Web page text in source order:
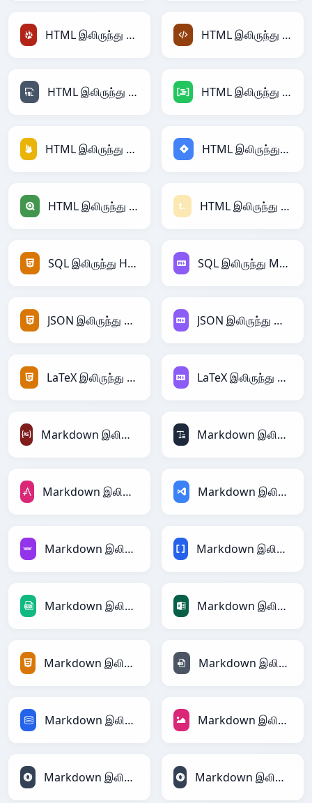
HTML இலிருந்து TracWiki HTML இலிருந்து XML
HTML இலிருந்து YAML HTML இலிருந்து DAX
HTML இலிருந்து Firebase HTML இலிருந்து Jira
HTML இலிருந்து Qlik HTML இலிருந்து Textile
SQL இலிருந்து HTML SQL இலிருந்து Markdown
JSON இலிருந்து HTML JSON இலிருந்து Markdown
LaTeX இலிருந்து HTML LaTeX இலிருந்து Markdown
Markdown இலிருந்து ActionScript Markdown இலிருந்து ASCII
Markdown இலிருந்து AsciiDoc Markdown இலிருந்து ASP
Markdown இலிருந்து Avro Markdown இலிருந்து BBCode
Markdown இலிருந்து CSV Markdown இலிருந்து Excel
Markdown இலிருந்து HTML Markdown இலிருந்து INI
Markdown இலிருந்து SQL Markdown இலிருந்து JPEG
Markdown இலிருந்து JSON Markdown இலிருந்து JSONLines